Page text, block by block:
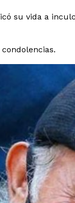
su vida a